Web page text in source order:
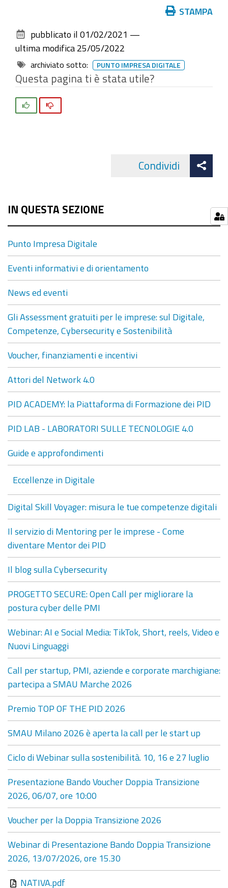
documento
STAMPA
pubblicato il 01/02/2021 —
ultima modifica 25/05/2022
archiviato sotto: PUNTO IMPRESA DIGITALE
Questa pagina ti è stata utile?
Condividi
IN QUESTA SEZIONE
Punto Impresa Digitale
Eventi informativi e di orientamento
News ed eventi
Gli Assessment gratuiti per le imprese: sul Digitale,
Competenze, Cybersecurity e Sostenibilità
Voucher, finanziamenti e incentivi
Attori del Network 4.0
PID ACADEMY: la Piattaforma di Formazione dei PID
PID LAB - LABORATORI SULLE TECNOLOGIE 4.0
Guide e approfondimenti
Eccellenze in Digitale
Digital Skill Voyager: misura le tue competenze digitali
Il servizio di Mentoring per le imprese - Come
diventare Mentor dei PID
Il blog sulla Cybersecurity
PROGETTO SECURE: Open Call per migliorare la
postura cyber delle PMI
Webinar: AI e Social Media: TikTok, Short, reels, Video e
Nuovi Linguaggi
Call per startup, PMI, aziende e corporate marchigiane:
partecipa a SMAU Marche 2026
Premio TOP OF THE PID 2026
SMAU Milano 2026 è aperta la call per le start up
Ciclo di Webinar sulla sostenibilità. 10, 16 e 27 luglio
Presentazione Bando Voucher Doppia Transizione
2026, 06/07, ore 10:00
Voucher per la Doppia Transizione 2026
Webinar di Presentazione Bando Doppia Transizione
2026, 13/07/2026, ore 15.30
NATIVA.pdf